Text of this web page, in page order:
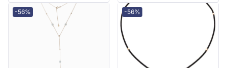
-56% -56%